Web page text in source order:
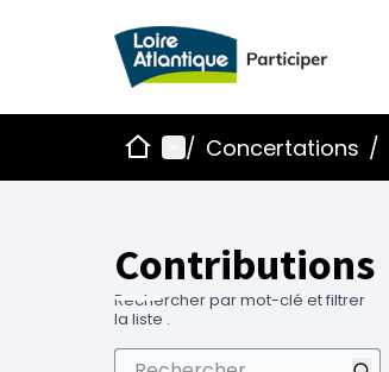
AccueilMenu principal
/ Concertations /
Contributions
Rechercher par mot-clé et filtrer
la liste .